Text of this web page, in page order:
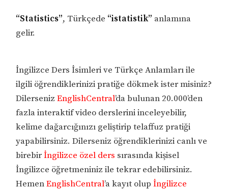
“Statistics”, Türkçede “istatistik” anlamına
gelir.
İngilizce Ders İsimleri ve Türkçe Anlamları ile
ilgili öğrendiklerinizi pratiğe dökmek ister misiniz?
DilersenizEnglishCentral’da bulunan 20.000’den
fazla interaktif video derslerini inceleyebilir,
kelime dağarcığınızı geliştirip telaffuz pratiği
yapabilirsiniz. Dilerseniz öğrendiklerinizi canlı ve
birebirİngilizce özel ders sırasında kişisel
İngilizce öğretmeniniz ile tekrar edebilirsiniz.
HemenEnglishCentral’a kayıt olupİngilizce